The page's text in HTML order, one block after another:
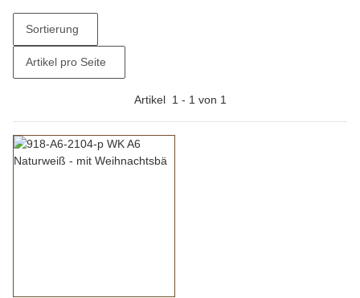
Sortierung
Artikel pro Seite
Artikel 1 - 1 von 1